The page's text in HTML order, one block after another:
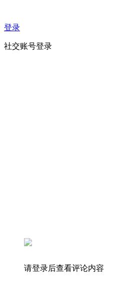
登录
社交账号登录
请登录后查看评论内容